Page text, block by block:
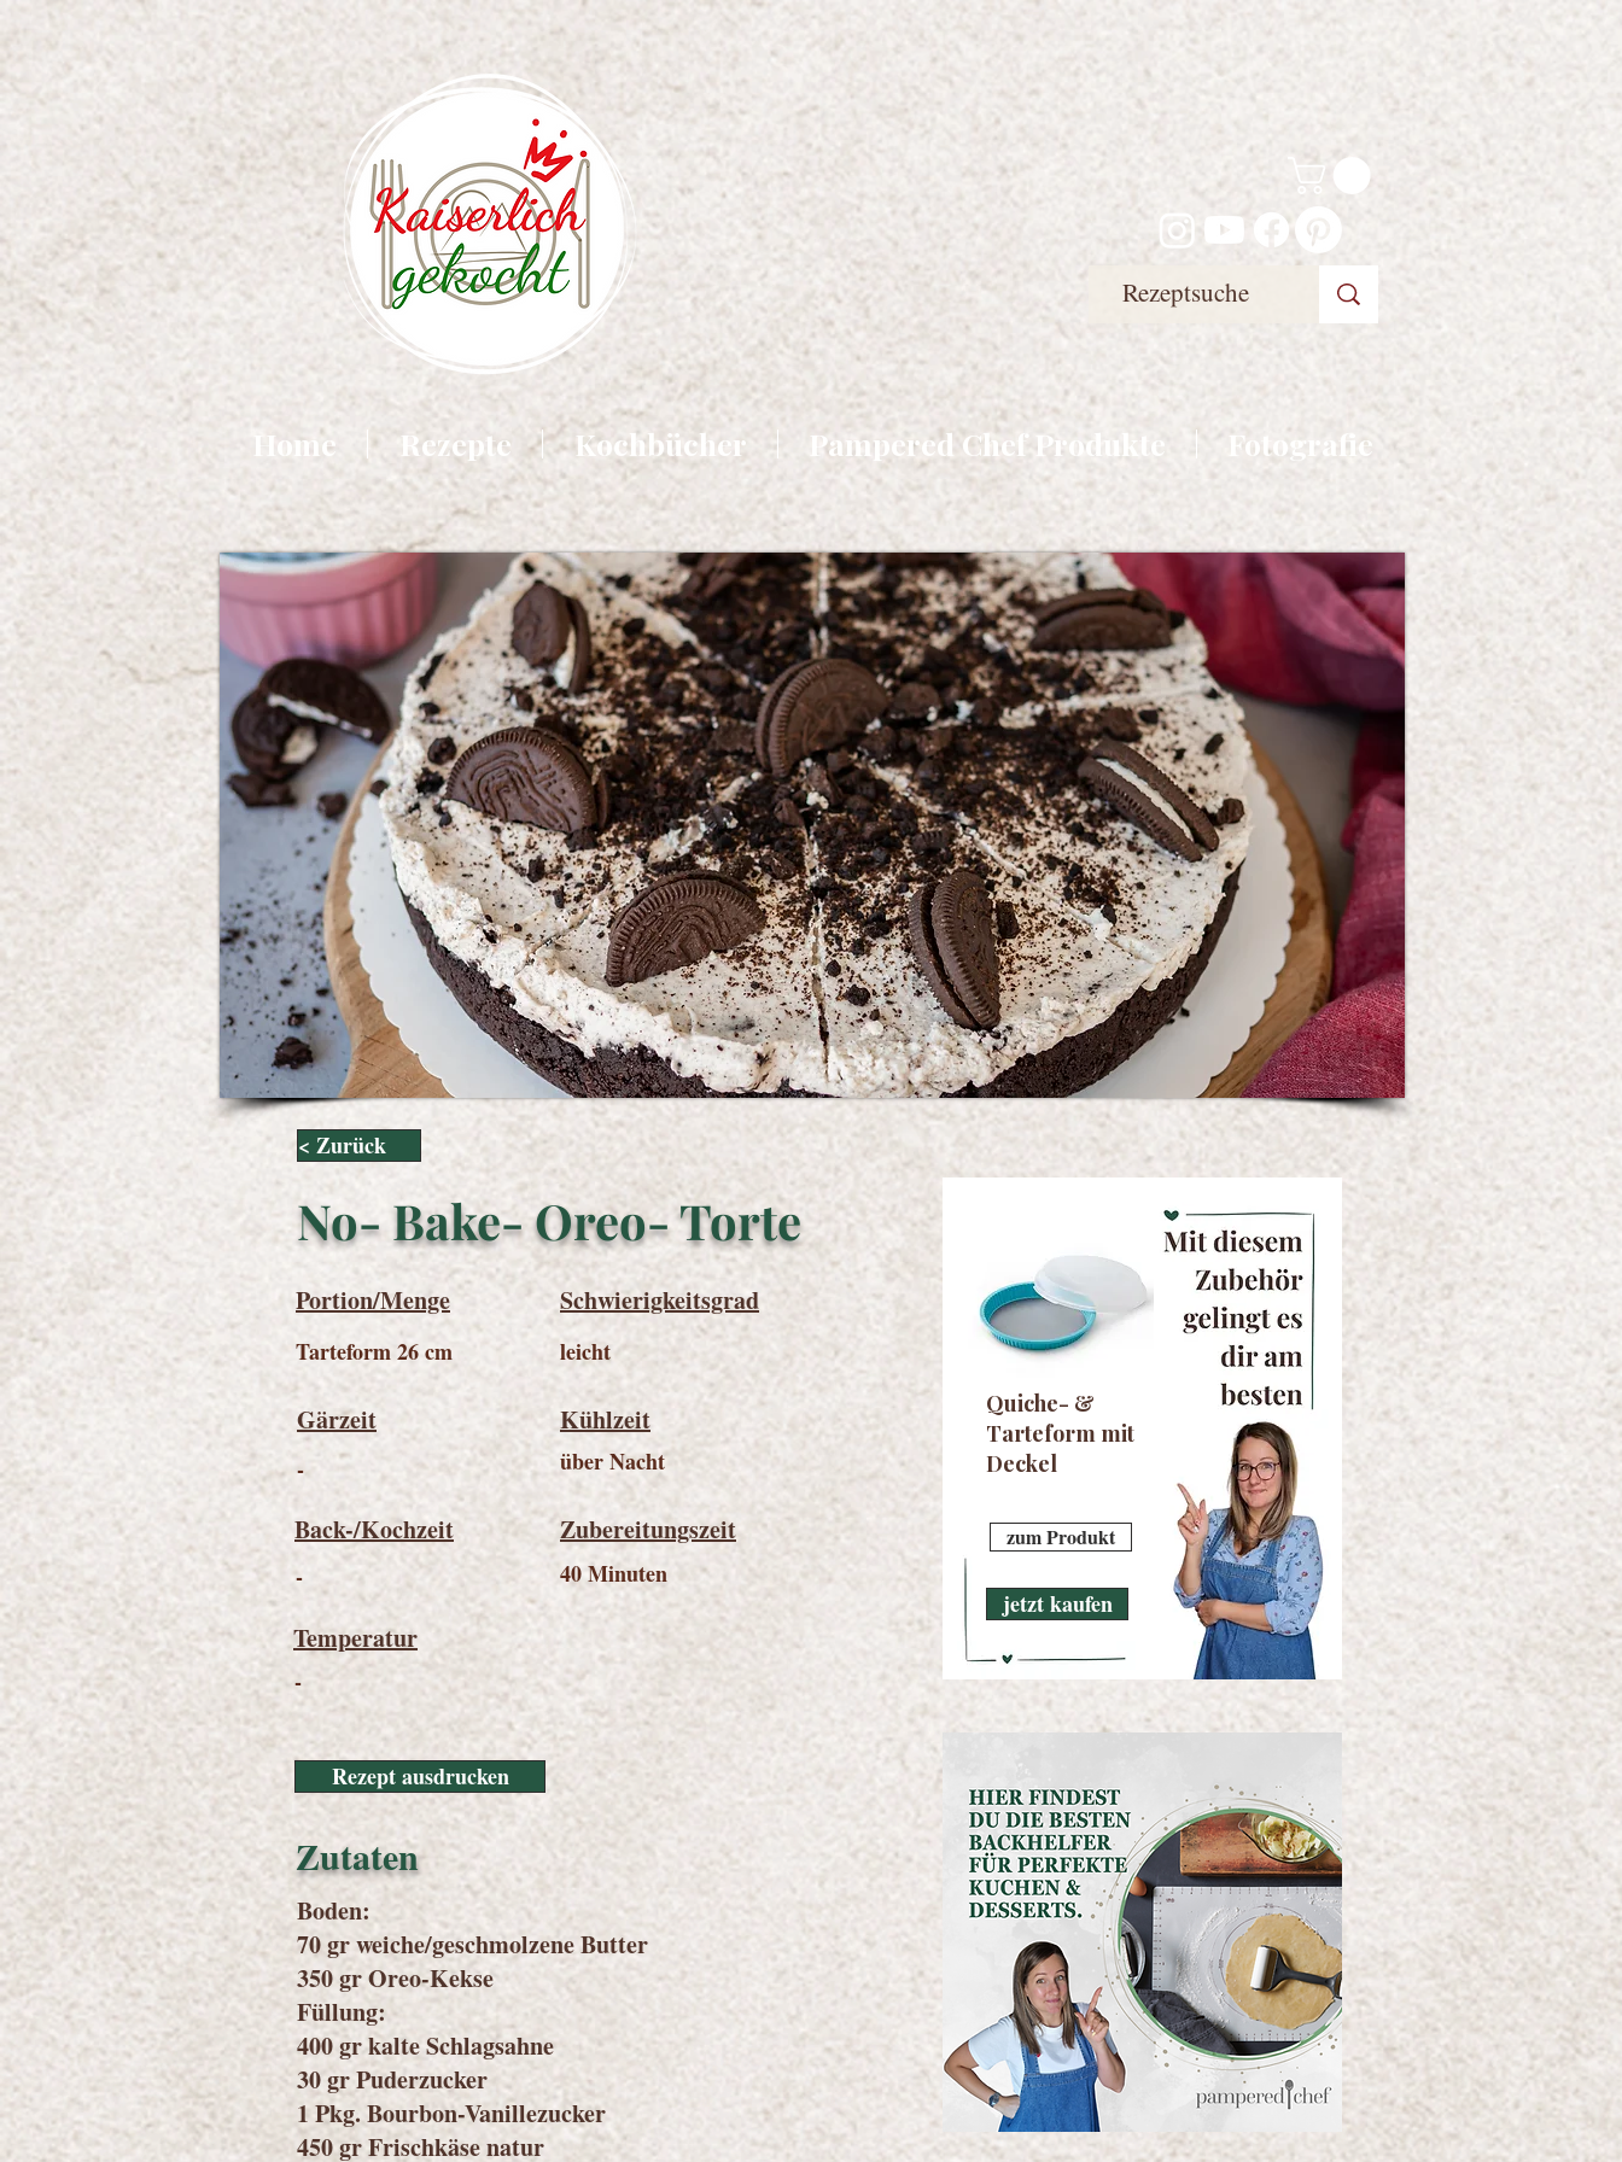
Home Rezepte Kochbücher Pampered Chef Produkte Fotografie
< Zurück
No- Bake- Oreo- Torte
Portion/Menge
Tarteform 26 cm
Gärzeit
-
Back-/Kochzeit
-
Schwierigkeitsgrad
leicht
Kühlzeit
über Nacht
Zubereitungszeit
40 Minuten
Temperatur
-
Rezept ausdrucken
Zutaten
Boden:
70 gr weiche/geschmolzene Butter
350 gr Oreo-Kekse
Füllung:
400 gr kalte Schlagsahne
30 gr Puderzucker
1 Pkg. Bourbon-Vanillezucker
450 gr Frischkäse natur
Quiche- &
Tarteform mit
Deckel
jetzt kaufen
zum Produkt